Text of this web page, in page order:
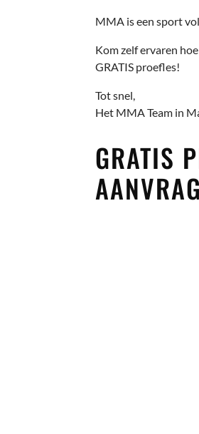
MMA is een sport
Kom zelf ervaren
GRATIS proefles!
Tot snel,
Het MMA Team in
GRATIS